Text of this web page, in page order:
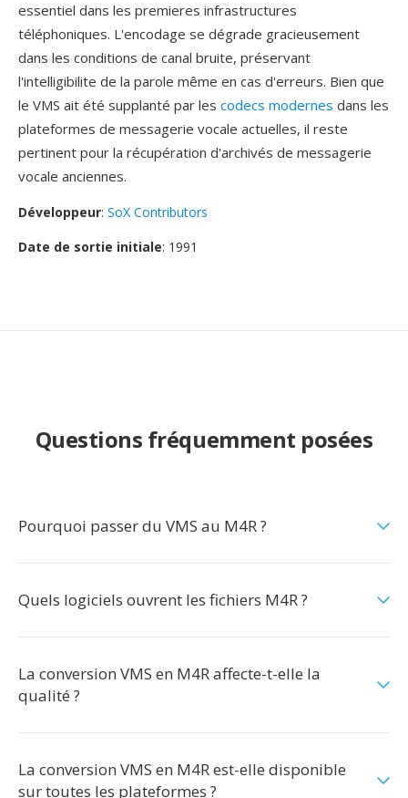
essentiel dans les premieres infrastructures
téléphoniques. L'encodage se dégrade gracieusement
dans les conditions de canal bruite, préservant
l'intelligibilite de la parole même en cas d'erreurs. Bien que
le VMS ait été supplanté par les codecs modernes dans les
plateformes de messagerie vocale actuelles, il reste
pertinent pour la récupération d'archivés de messagerie
vocale anciennes.
Développeur: SoX Contributors
Date de sortie initiale: 1991
Questions fréquemment posées
Pourquoi passer du VMS au M4R ?
Quels logiciels ouvrent les fichiers M4R ?
La conversion VMS en M4R affecte-t-elle la
qualité ?
La conversion VMS en M4R est-elle disponible
sur toutes les plateformes ?